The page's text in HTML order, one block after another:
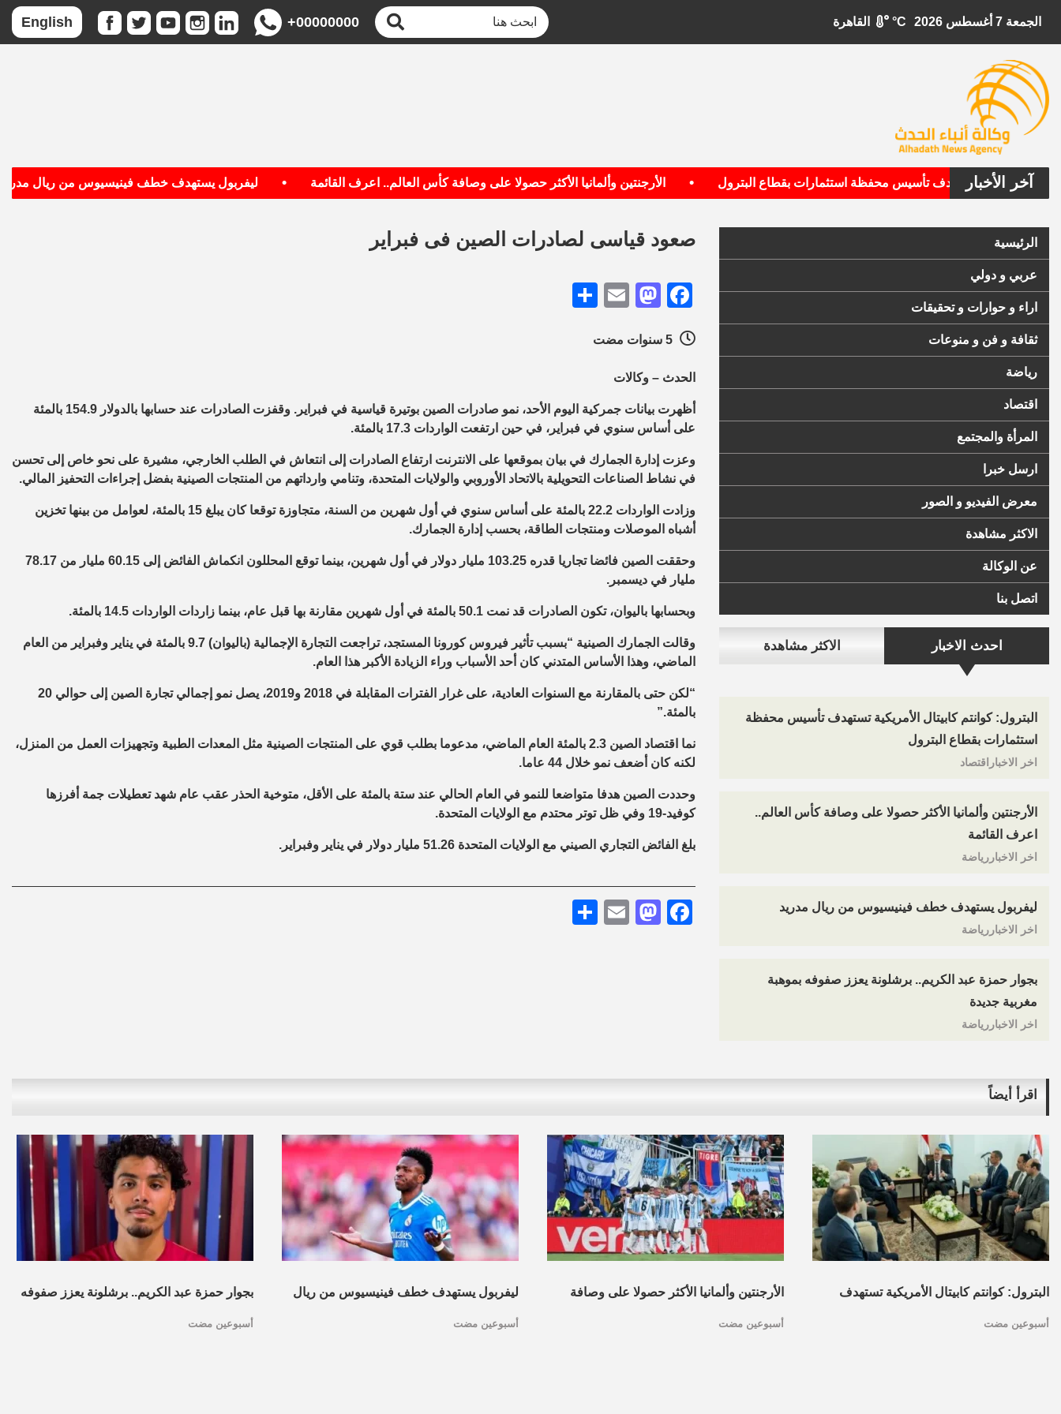
الجمعة 7 أغسطس 2026 °C
+00000000
English
آخر الأخبار
الأمريكية تستهدف تأسيس محفظة استثمارات بقطاع البترول الأرجنتين وألمانيا الأكثر حصولا على وصافة كأس العالم.. اعرف القائمة ليفربول يستهدف خطف فينيسيوس من ريال مدريد
الرئيسية
عربي و دولي
اراء و حوارات و تحقيقات
ثقافة و فن و منوعات
رياضة
اقتصاد
المرأة والمجتمع
ارسل خبرا
معرض الفيديو و الصور
الاكثر مشاهدة
عن الوكالة
اتصل بنا
احدث الاخبار الاكثر مشاهدة
البترول: كوانتم كابيتال الأمريكية تستهدف تأسيس محفظة
استثمارات بقطاع البترول
اخر الاخباراقتصاد
الأرجنتين وألمانيا الأكثر حصولا على وصافة كأس العالم..
اعرف القائمة
اخر الاخباررياضة
ليفربول يستهدف خطف فينيسيوس من ريال مدريد
اخر الاخباررياضة
بجوار حمزة عبد الكريم.. برشلونة يعزز صفوفه بموهبة
مغربية جديدة
اخر الاخباررياضة
صعود قياسى لصادرات الصين فى فبراير
Facebook
Mastodon
Email
الحدث – وكالات
أظهرت بيانات جمركية اليوم الأحد، نمو صادرات الصين بوتيرة قياسية في فبراير. وقفزت الصادرات عند حسابها بالدولار 154.9 بالمئة
على أساس سنوي في فبراير، في حين ارتفعت الواردات 17.3 بالمئة.
وعزت إدارة الجمارك في بيان بموقعها على الانترنت ارتفاع الصادرات إلى انتعاش في الطلب الخارجي، مشيرة على نحو خاص إلى تحسن
في نشاط الصناعات التحويلية بالاتحاد الأوروبي والولايات المتحدة، وتنامي وارداتهم من المنتجات الصينية بفضل إجراءات التحفيز المالي.
وزادت الواردات 22.2 بالمئة على أساس سنوي في أول شهرين من السنة، متجاوزة توقعا كان يبلغ 15 بالمئة، لعوامل من بينها تخزين
أشباه الموصلات ومنتجات الطاقة، بحسب إدارة الجمارك.
وحققت الصين فائضا تجاريا قدره 103.25 مليار دولار في أول شهرين، بينما توقع المحللون انكماش الفائض إلى 60.15 مليار من 78.17
مليار في ديسمبر.
وبحسابها باليوان، تكون الصادرات قد نمت 50.1 بالمئة في أول شهرين مقارنة بها قبل عام، بينما زاردات الواردات 14.5 بالمئة.
وقالت الجمارك الصينية “بسبب تأثير فيروس كورونا المستجد، تراجعت التجارة الإجمالية (باليوان) 9.7 بالمئة في يناير وفبراير من العام
الماضي، وهذا الأساس المتدني كان أحد الأسباب وراء الزيادة الأكبر هذا العام.
“لكن حتى بالمقارنة مع السنوات العادية، على غرار الفترات المقابلة في 2018 و2019، يصل نمو إجمالي تجارة الصين إلى حوالي 20
بالمئة.”
نما اقتصاد الصين 2.3 بالمئة العام الماضي، مدعوما بطلب قوي على المنتجات الصينية مثل المعدات الطبية وتجهيزات العمل من المنزل،
لكنه كان أضعف نمو خلال 44 عاما.
وحددت الصين هدفا متواضعا للنمو في العام الحالي عند ستة بالمئة على الأقل، متوخية الحذر عقب عام شهد تعطيلات جمة أفرزها
كوفيد-19 وفي ظل توتر محتدم مع الولايات المتحدة.
بلغ الفائض التجاري الصيني مع الولايات المتحدة 51.26 مليار دولار في يناير وفبراير.
Facebook
Mastodon
Email
اقرأ أيضاً
البترول: كوانتم كابيتال الأمريكية تستهدف
أسبوعين مضت
الأرجنتين وألمانيا الأكثر حصولا على وصافة
أسبوعين مضت
ليفربول يستهدف خطف فينيسيوس من ريال
أسبوعين مضت
بجوار حمزة عبد الكريم.. برشلونة يعزز صفوفه
أسبوعين مضت